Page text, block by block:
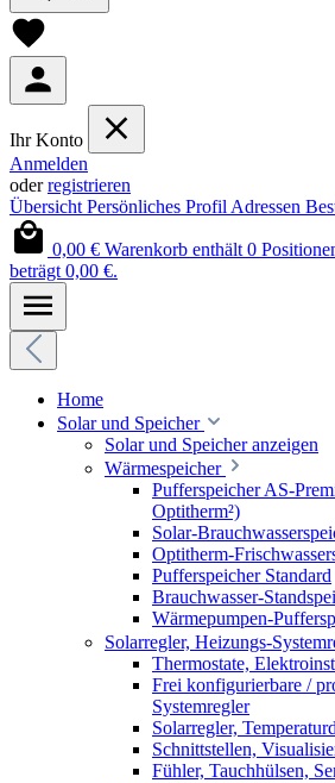
Ihr Konto
Anmelden
oderregistrieren
Übersicht Persönliches Profil Adressen
0,00 € Warenkorb enthält 0
beträgt 0,00 €.
Home
Solar und Speicher
Solar und Speicher anzeigen
Wärmespeicher
Pufferspeicher AS-
Optitherm²)
Solar-
Optitherm-
Pufferspeicher Standard
Brauchwasser-
Wärmepumpen-
Solarregler, Heizungs-
Thermostate,
Frei konfigurierbare /
Systemregler
Solarregler,
Schnittstellen,
Fühler, Tauchhülsen,